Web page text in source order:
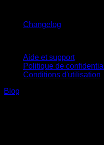
Changelog
Aide et support
Politique de
Conditions d'utilisation
Blog